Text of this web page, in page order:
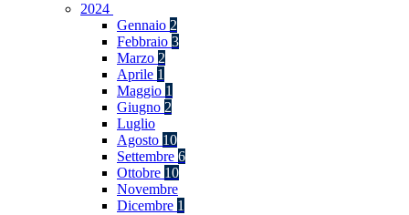
2024
Gennaio 2
Febbraio 3
Marzo 2
Aprile 1
Maggio 1
Giugno 2
Luglio
Agosto 10
Settembre 6
Ottobre 10
Novembre
Dicembre 1